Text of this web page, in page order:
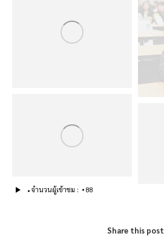
จำนวนผู้เข้าชม : 88
Share this post